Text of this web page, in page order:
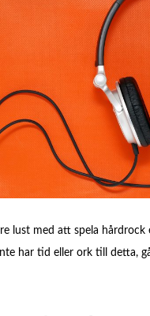
lust med att spela hårdrock
har tid eller ork till detta,